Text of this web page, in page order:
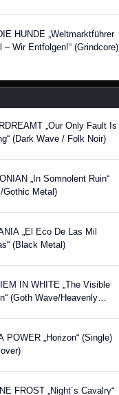
HUNDE „Weltmarktführer
– Wir Entfolgen!“ (Grindcore)
„Our Only Fault Is
(Dark Wave / Folk Noir)
„In Somnolent Ruin“
Gothic Metal)
„El Eco De Las Mil
(Black Metal)
IN WHITE „The Visible
(Goth Wave/Heavenly
POWER „Horizon“ (Single)
FROST „Night´s Cavalry“